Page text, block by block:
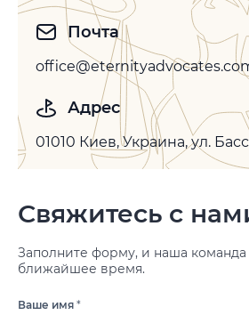
Почта
Адрес
01010 Киев, Украина, ул.
Свяжитесь с
Заполните форму, и наша команда
ближайшее время.
Ваше имя *